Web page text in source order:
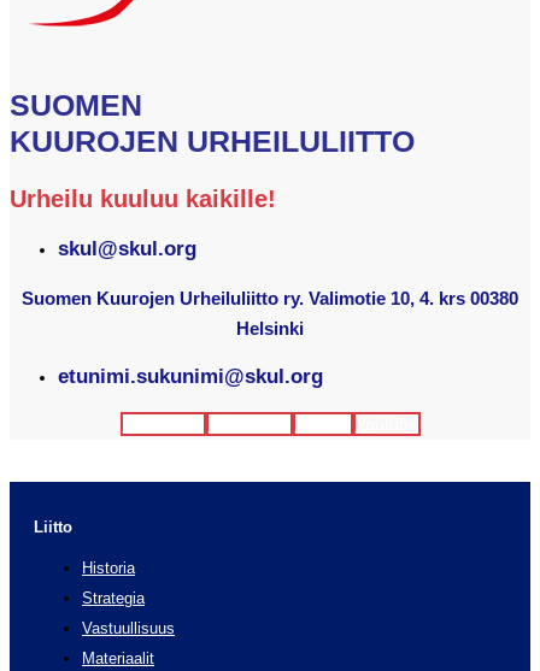
SUOMEN
KUUROJEN URHEILULIITTO
Urheilu kuuluu kaikille!
skul@skul.org
Suomen Kuurojen Urheiluliitto ry. Valimotie 10, 4. krs 00380
Helsinki
etunimi.sukunimi@skul.org
Liitto
Historia
Strategia
Vastuullisuus
Materiaalit